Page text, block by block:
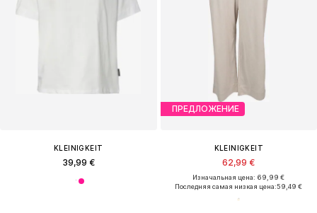
KLEINIGKEIT
39,99 €
ПРЕДЛОЖЕНИЕ
KLEINIGKEIT
62,99 €
Изначальная цена: 69,99 €
Последняя самая низкая цена:59,49 €